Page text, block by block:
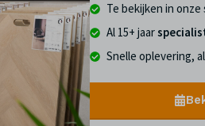
Te bekijken in
Al 15+ jaar
Snelle oplevering,